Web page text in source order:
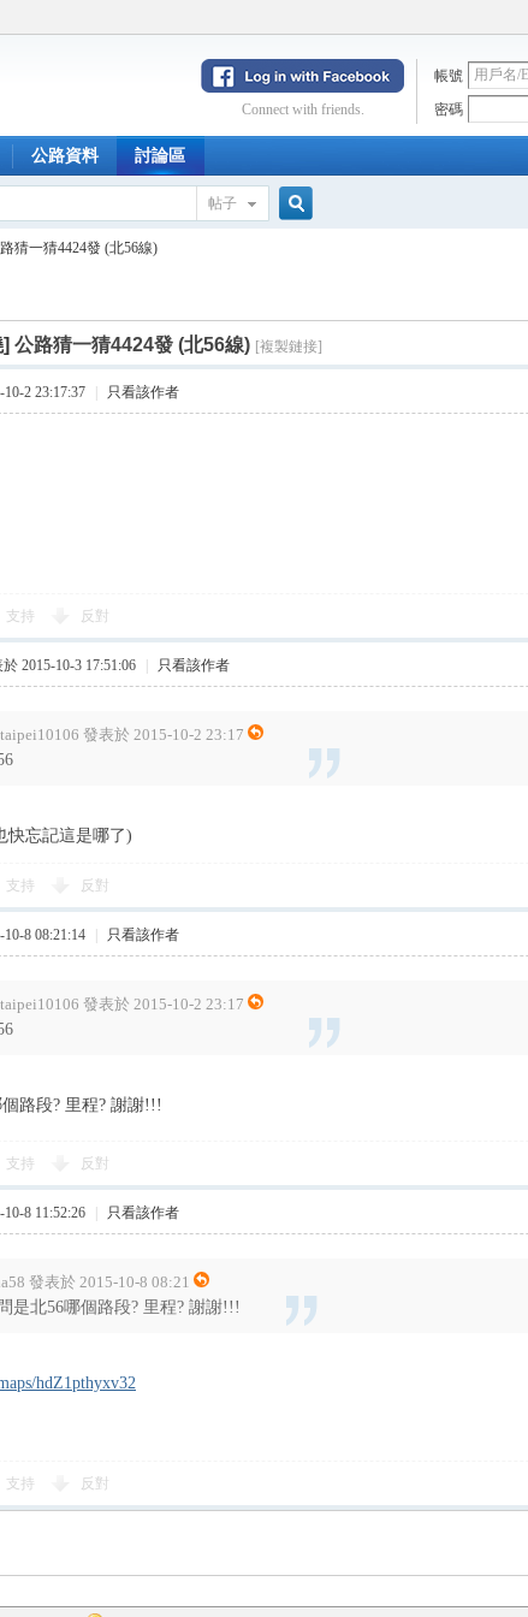
帳號
密碼
Connect with friends.
公路資料 討論區
帖子
索
猜一猜4424發 (北56線)
公路猜一猜4424發 (北56線) [複製鏈接]
2 23:17:37 只看該作者
支持 反對
2015-10-3 17:51:06 只看該作者
發表於 2015-10-2 23:17
快忘記這是哪了)
支持 反對
8 08:21:14 只看該作者
發表於 2015-10-2 23:17
路段? 里程? 謝謝!!!
支持 反對
8 11:52:26 只看該作者
發表於 2015-10-8 08:21
是北56哪個路段? 里程? 謝謝!!!
hdZ1pthyxv32
支持 反對